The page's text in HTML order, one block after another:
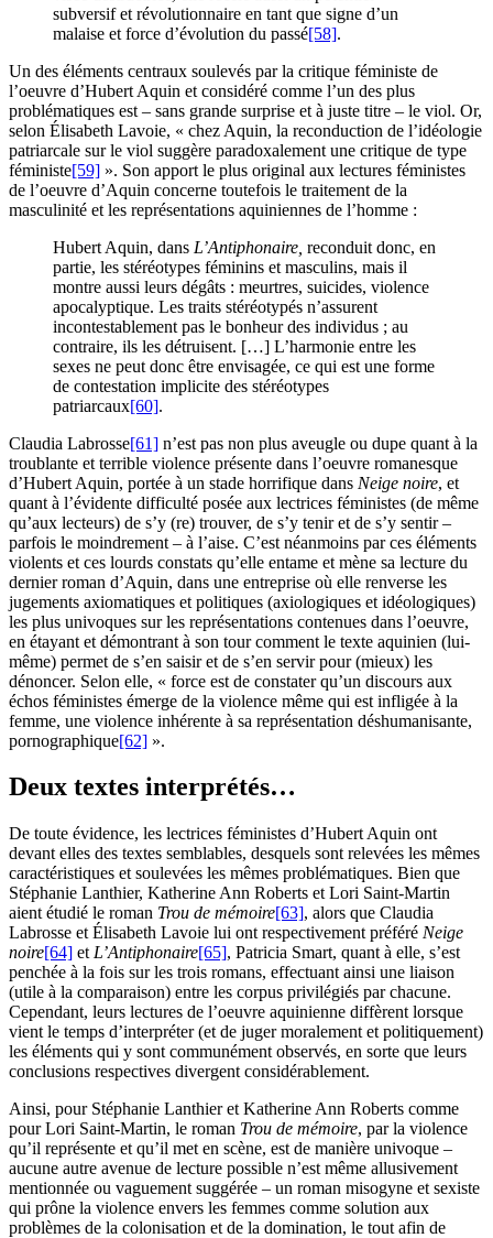
subversif et révolutionnaire en tant que signe d’un
malaise et force d’évolution du passé[58].
Un des éléments centraux soulevés par la critique féministe de
l’oeuvre d’Hubert Aquin et considéré comme l’un des plus
problématiques est – sans grande surprise et à juste titre – le viol. Or,
selon Élisabeth Lavoie, « chez Aquin, la reconduction de l’idéologie
patriarcale sur le viol suggère paradoxalement une critique de type
féministe[59] ». Son apport le plus original aux lectures féministes
de l’oeuvre d’Aquin concerne toutefois le traitement de la
masculinité et les représentations aquiniennes de l’homme :
Hubert Aquin, dans L’Antiphonaire, reconduit donc, en
partie, les stéréotypes féminins et masculins, mais il
montre aussi leurs dégâts : meurtres, suicides, violence
apocalyptique. Les traits stéréotypés n’assurent
incontestablement pas le bonheur des individus ; au
contraire, ils les détruisent. […] L’harmonie entre les
sexes ne peut donc être envisagée, ce qui est une forme
de contestation implicite des stéréotypes
patriarcaux[60].
Claudia Labrosse[61] n’est pas non plus aveugle ou dupe quant à la
troublante et terrible violence présente dans l’oeuvre romanesque
d’Hubert Aquin, portée à un stade horrifique dans Neige noire, et
quant à l’évidente difficulté posée aux lectrices féministes (de même
qu’aux lecteurs) de s’y (re) trouver, de s’y tenir et de s’y sentir –
parfois le moindrement – à l’aise. C’est néanmoins par ces éléments
violents et ces lourds constats qu’elle entame et mène sa lecture du
dernier roman d’Aquin, dans une entreprise où elle renverse les
jugements axiomatiques et politiques (axiologiques et idéologiques)
les plus univoques sur les représentations contenues dans l’oeuvre,
en étayant et démontrant à son tour comment le texte aquinien (lui-
même) permet de s’en saisir et de s’en servir pour (mieux) les
dénoncer. Selon elle, « force est de constater qu’un discours aux
échos féministes émerge de la violence même qui est infligée à la
femme, une violence inhérente à sa représentation déshumanisante,
pornographique[62] ».
Deux textes interprétés…
De toute évidence, les lectrices féministes d’Hubert Aquin ont
devant elles des textes semblables, desquels sont relevées les mêmes
caractéristiques et soulevées les mêmes problématiques. Bien que
Stéphanie Lanthier, Katherine Ann Roberts et Lori Saint-Martin
aient étudié le roman Trou de mémoire[63], alors que Claudia
Labrosse et Élisabeth Lavoie lui ont respectivement préféré Neige
noire[64] et L’Antiphonaire[65], Patricia Smart, quant à elle, s’est
penchée à la fois sur les trois romans, effectuant ainsi une liaison
(utile à la comparaison) entre les corpus privilégiés par chacune.
Cependant, leurs lectures de l’oeuvre aquinienne diffèrent lorsque
vient le temps d’interpréter (et de juger moralement et politiquement)
les éléments qui y sont communément observés, en sorte que leurs
conclusions respectives divergent considérablement.
Ainsi, pour Stéphanie Lanthier et Katherine Ann Roberts comme
pour Lori Saint-Martin, le roman Trou de mémoire, par la violence
qu’il représente et qu’il met en scène, est de manière univoque –
aucune autre avenue de lecture possible n’est même allusivement
mentionnée ou vaguement suggérée – un roman misogyne et sexiste
qui prône la violence envers les femmes comme solution aux
problèmes de la colonisation et de la domination, le tout afin de